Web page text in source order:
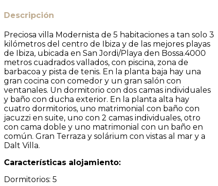
Descripción
Preciosa villa Modernista de 5 habitaciones a tan solo 3
kilómetros del centro de Ibiza y de las mejores playas
de Ibiza, ubicada en San Jordi/Playa den Bossa.4000
metros cuadrados vallados, con piscina, zona de
barbacoa y pista de tenis. En la planta baja hay una
gran cocina con comedor y un gran salón con
ventanales. Un dormitorio con dos camas individuales
y baño con ducha exterior. En la planta alta hay
cuatro dormitorios, uno matrimonial con baño con
jacuzzi en suite, uno con 2 camas individuales, otro
con cama doble y uno matrimonial con un baño en
común. Gran Terraza y solárium con vistas al mar y a
Dalt Villa.
Características alojamiento:
Dormitorios: 5